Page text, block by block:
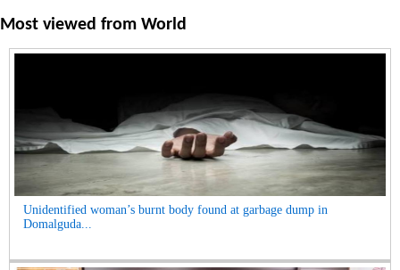
Most viewed from World
Unidentified woman’s burnt body found at garbage dump in
Domalguda...